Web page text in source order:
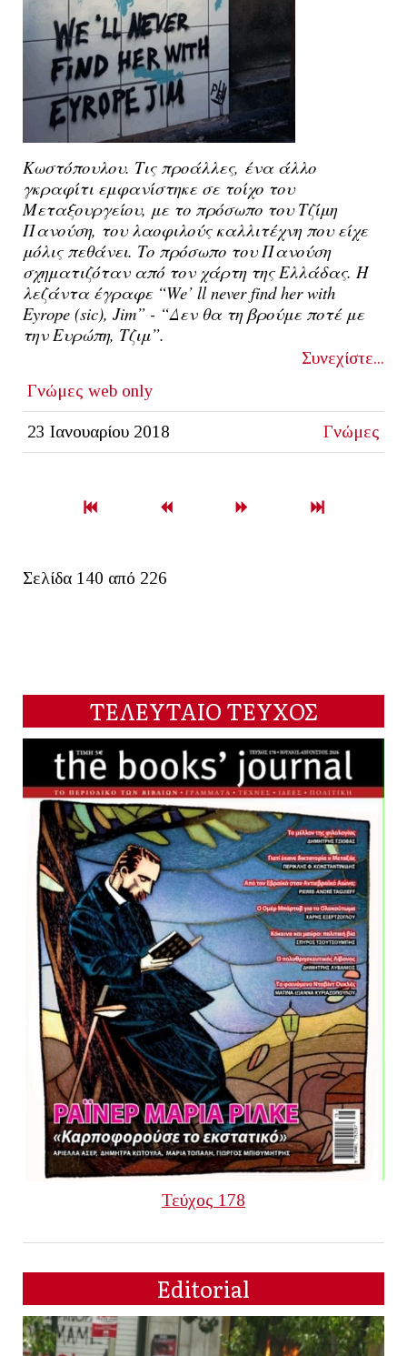
Κωστόπουλου. Τις προάλλες, ένα άλλο
γκραφίτι εμφανίστηκε σε τοίχο του
Μεταξουργείου, με το πρόσωπο του Τζίμη
Πανούση, του λαοφιλούς καλλιτέχνη που είχε
μόλις πεθάνει. Το πρόσωπο του Πανούση
σχηματιζόταν από τον χάρτη της Ελλάδας. Η
λεζάντα έγραφε “We’ ll never find her with
Eyrope (sic), Jim” - “Δεν θα τη βρούμε ποτέ με
την Ευρώπη, Τζιμ”.
Συνεχίστε...
Γνώμες web only
23 Ιανουαρίου 2018 Γνώμες
Σελίδα 140 από 226
ΤΕΛΕΥΤΑΙΟ ΤΕΥΧΟΣ
Τεύχος 178
Editorial